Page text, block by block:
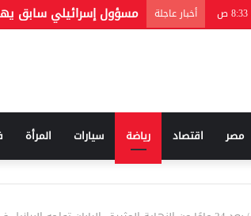
أخبار عاجلة
مصر اقتصاد رياضة سيارات المرأة